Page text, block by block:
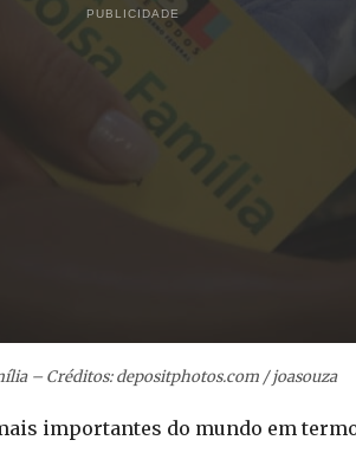
PUBLICIDADE
– Créditos: depositphotos.com / joasouza
importantes do mundo em